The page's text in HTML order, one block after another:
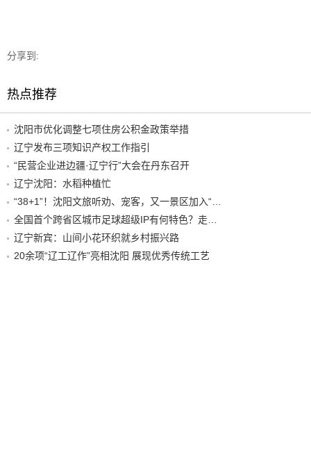
分享到:
热点推荐
沈阳市优化调整七项住房公积金政策举措
辽宁发布三项知识产权工作指引
“民营企业进边疆·辽宁行”大会在丹东召开
辽宁沈阳：水稻种植忙
“38+1”！沈阳文旅听劝、宠客，又一景区加入“东北超”优惠名单！
全国首个跨省区城市足球超级IP有何特色？走进沈阳现场去看看
辽宁新宾：山间小花环织就乡村振兴路
20余项“辽工辽作”亮相沈阳 展现优秀传统工艺